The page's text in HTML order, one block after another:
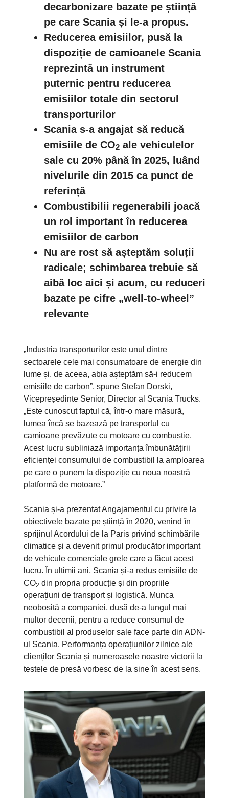
decarbonizare bazate pe știință
pe care Scania și le-a propus.
Reducerea emisiilor, pusă la
dispoziție de camioanele Scania
reprezintă un instrument
puternic pentru reducerea
emisiilor totale din sectorul
transporturilor
Scania s-a angajat să reducă
emisiile de CO2 ale vehiculelor
sale cu 20% până în 2025, luând
nivelurile din 2015 ca punct de
referință
Combustibilii regenerabili joacă
un rol important în reducerea
emisiilor de carbon
Nu are rost să așteptăm soluții
radicale; schimbarea trebuie să
aibă loc aici și acum, cu reduceri
bazate pe cifre „well-to-wheel”
relevante
„Industria transporturilor este unul dintre
sectoarele cele mai consumatoare de energie din
lume și, de aceea, abia așteptăm să-i reducem
emisiile de carbon”, spune Stefan Dorski,
Vicepreședinte Senior, Director al Scania Trucks.
„Este cunoscut faptul că, într-o mare măsură,
lumea încă se bazează pe transportul cu
camioane prevăzute cu motoare cu combustie.
Acest lucru subliniază importanța îmbunătățirii
eficienței consumului de combustibil la amploarea
pe care o punem la dispoziție cu noua noastră
platformă de motoare.”
Scania și-a prezentat Angajamentul cu privire la
obiectivele bazate pe știință în 2020, venind în
sprijinul Acordului de la Paris privind schimbările
climatice și a devenit primul producător important
de vehicule comerciale grele care a făcut acest
lucru. În ultimii ani, Scania și-a redus emisiile de
CO2 din propria producție și din propriile
operațiuni de transport și logistică. Munca
neobosită a companiei, dusă de-a lungul mai
multor decenii, pentru a reduce consumul de
combustibil al produselor sale face parte din ADN-
ul Scania. Performanța operațiunilor zilnice ale
clienților Scania și numeroasele noastre victorii la
testele de presă vorbesc de la sine în acest sens.